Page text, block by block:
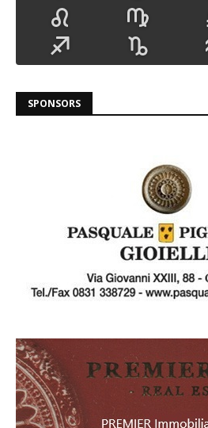
SPONSORS